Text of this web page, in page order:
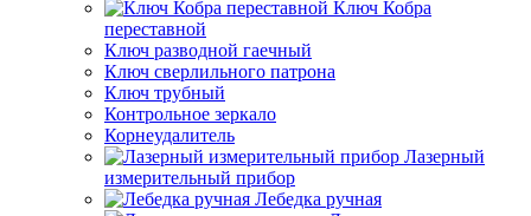
Ключ Кобра
переставной
Ключ разводной гаечный
Ключ сверлильного патрона
Ключ трубный
Контрольное зеркало
Корнеудалитель
Лазерный
измерительный прибор
Лебедка ручная